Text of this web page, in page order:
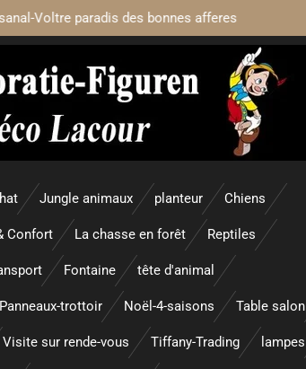
Voltre paradis des bonnes afferes
Jungle animaux planteur Chiens
Confort La chasse en forêt Reptiles
Fontaine tête d'animal
Panneaux-trottoir Noël-4-saisons Table salon
Visite sur rende-vous Tiffany-Trading lampes